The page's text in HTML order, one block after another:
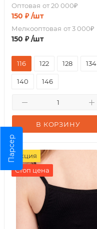
Оптовая от 20 000₽
150 ₽ /шт
Мелкооптовая от 3 000₽
150 ₽ /шт
В КОРЗИНУ
116 122 128 134
140 146
Акция
Стоп цена
Парсер